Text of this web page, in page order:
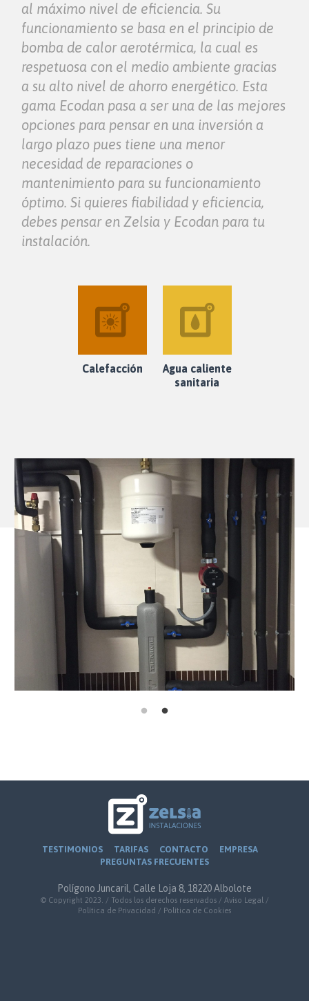
al máximo nivel de eficiencia. Su
funcionamiento se basa en el principio de
bomba de calor aerotérmica, la cual es
respetuosa con el medio ambiente gracias
a su alto nivel de ahorro energético. Esta
gama Ecodan pasa a ser una de las mejores
opciones para pensar en una inversión a
largo plazo pues tiene una menor
necesidad de reparaciones o
mantenimiento para su funcionamiento
óptimo. Si quieres fiabilidad y eficiencia,
debes pensar en Zelsia y Ecodan para tu
instalación.
Calefacción
Agua caliente
sanitaria
TESTIMONIOS TARIFAS CONTACTO
EMPRESA
PREGUNTAS FRECUENTES
Polígono Juncaril, Calle Loja 8, 18220 Albolote
© Copyright 2023. / Todos los derechos reservados / Aviso Legal
/
Política de Privacidad / Política de Cookies